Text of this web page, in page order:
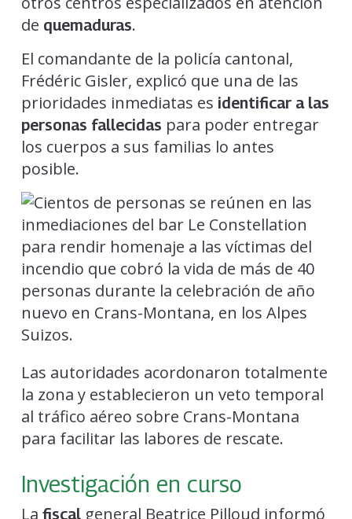
de quemaduras.
El comandante de la policía cantonal,
Frédéric Gisler, explicó que una de las
prioridades inmediatas es identificar a las
personas fallecidas para poder entregar
los cuerpos a sus familias lo antes
posible.
Las autoridades acordonaron totalmente
la zona y establecieron un veto temporal
al tráfico aéreo sobre Crans-Montana
para facilitar las labores de rescate.
Investigación en curso
La fiscalgeneral Beatrice Pilloud informó